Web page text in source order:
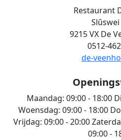
Restaurant
Slûswei
9215 VX De
0512-
de-
Maandag: 09:00 - 18:00
Woensdag: 09:00 - 18:00
Vrijdag: 09:00 - 20:00
09:00 -